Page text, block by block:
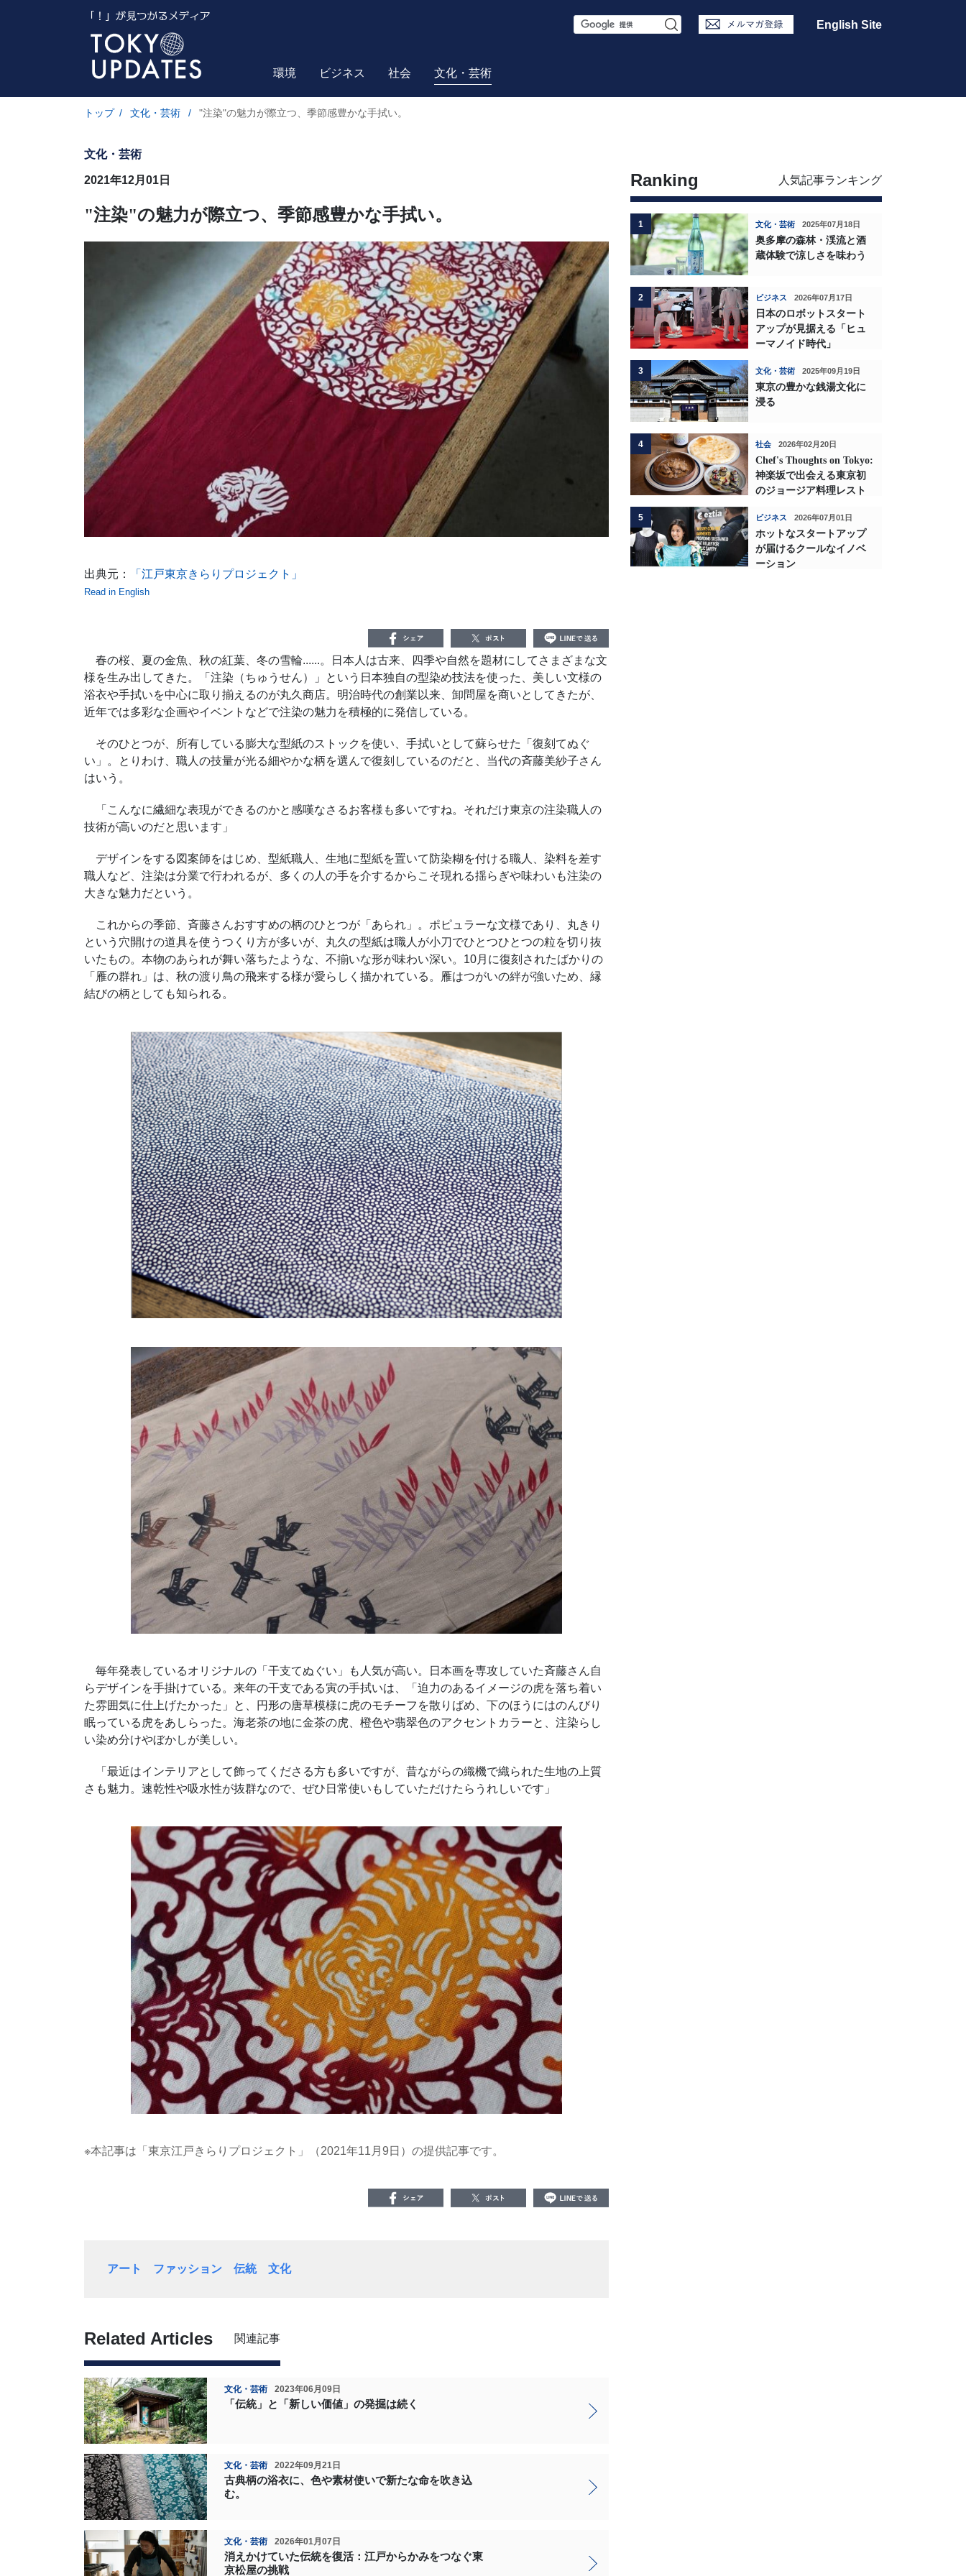
S
r
English Site
環境 ビジネス 社会 文化・芸術
トップ / 文化・芸術 / "注染"の魅力が際立つ、季節感豊かな手拭い。
文化・芸術
2021年12月01日
"注染"の魅力が際立つ、季節感豊かな手拭い。
出典元： 「江戸東京きらりプロジェクト」
Read in English
春の桜、夏の金魚、秋の紅葉、冬の雪輪......。日本人は古来、四季や自然を題材にしてさまざまな文
様を生み出してきた。「注染（ちゅうせん）」という日本独自の型染め技法を使った、美しい文様の
浴衣や手拭いを中心に取り揃えるのが丸久商店。明治時代の創業以来、卸問屋を商いとしてきたが、
近年では多彩な企画やイベントなどで注染の魅力を積極的に発信している。
そのひとつが、所有している膨大な型紙のストックを使い、手拭いとして蘇らせた「復刻てぬぐ
い」。とりわけ、職人の技量が光る細やかな柄を選んで復刻しているのだと、当代の斉藤美紗子さん
はいう。
「こんなに繊細な表現ができるのかと感嘆なさるお客様も多いですね。それだけ東京の注染職人の
技術が高いのだと思います」
デザインをする図案師をはじめ、型紙職人、生地に型紙を置いて防染糊を付ける職人、染料を差す
職人など、注染は分業で行われるが、多くの人の手を介するからこそ現れる揺らぎや味わいも注染の
大きな魅力だという。
これからの季節、斉藤さんおすすめの柄のひとつが「あられ」。ポピュラーな文様であり、丸きり
という穴開けの道具を使うつくり方が多いが、丸久の型紙は職人が小刀でひとつひとつの粒を切り抜
いたもの。本物のあられが舞い落ちたような、不揃いな形が味わい深い。10月に復刻されたばかりの
「雁の群れ」は、秋の渡り鳥の飛来する様が愛らしく描かれている。雁はつがいの絆が強いため、縁
結びの柄としても知られる。
毎年発表しているオリジナルの「干支てぬぐい」も人気が高い。日本画を専攻していた斉藤さん自
らデザインを手掛けている。来年の干支である寅の手拭いは、「迫力のあるイメージの虎を落ち着い
た雰囲気に仕上げたかった」と、円形の唐草模様に虎のモチーフを散りばめ、下のほうにはのんびり
眠っている虎をあしらった。海老茶の地に金茶の虎、橙色や翡翠色のアクセントカラーと、注染らし
い染め分けやぼかしが美しい。
「最近はインテリアとして飾ってくださる方も多いですが、昔ながらの織機で織られた生地の上質
さも魅力。速乾性や吸水性が抜群なので、ぜひ日常使いもしていただけたらうれしいです」
※本記事は「東京江戸きらりプロジェクト」（2021年11月9日）の提供記事です。
アート ファッション 伝統 文化
Related Articles 関連記事
文化・芸術 2023年06月09日
「伝統」と「新しい価値」の発掘は続く
文化・芸術 2022年09月21日
古典柄の浴衣に、色や素材使いで新たな命を吹き込
む。
文化・芸術 2026年01月07日
消えかけていた伝統を復活：江戸からかみをつなぐ東
京松屋の挑戦
Ranking 人気記事ランキング
1 文化・芸術 2025年07月18日
奥多摩の森林・渓流と酒
蔵体験で涼しさを味わう
2 ビジネス 2026年07月17日
日本のロボットスタート
アップが見据える「ヒュ
ーマノイド時代」
3 文化・芸術 2025年09月19日
東京の豊かな銭湯文化に
浸る
4 社会 2026年02月20日
Chef's Thoughts on Tokyo:
神楽坂で出会える東京初
のジョージア料理レスト
5 ビジネス 2026年07月01日
ホットなスタートアップ
が届けるクールなイノベ
ーション